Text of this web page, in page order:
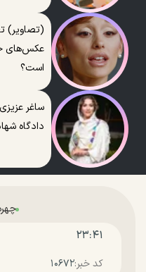
(تصاویر)
عکس‌های
است؟
ساغر
دادگاه
۲۳:۴۱
کد خبر:۱۰۶۷۲